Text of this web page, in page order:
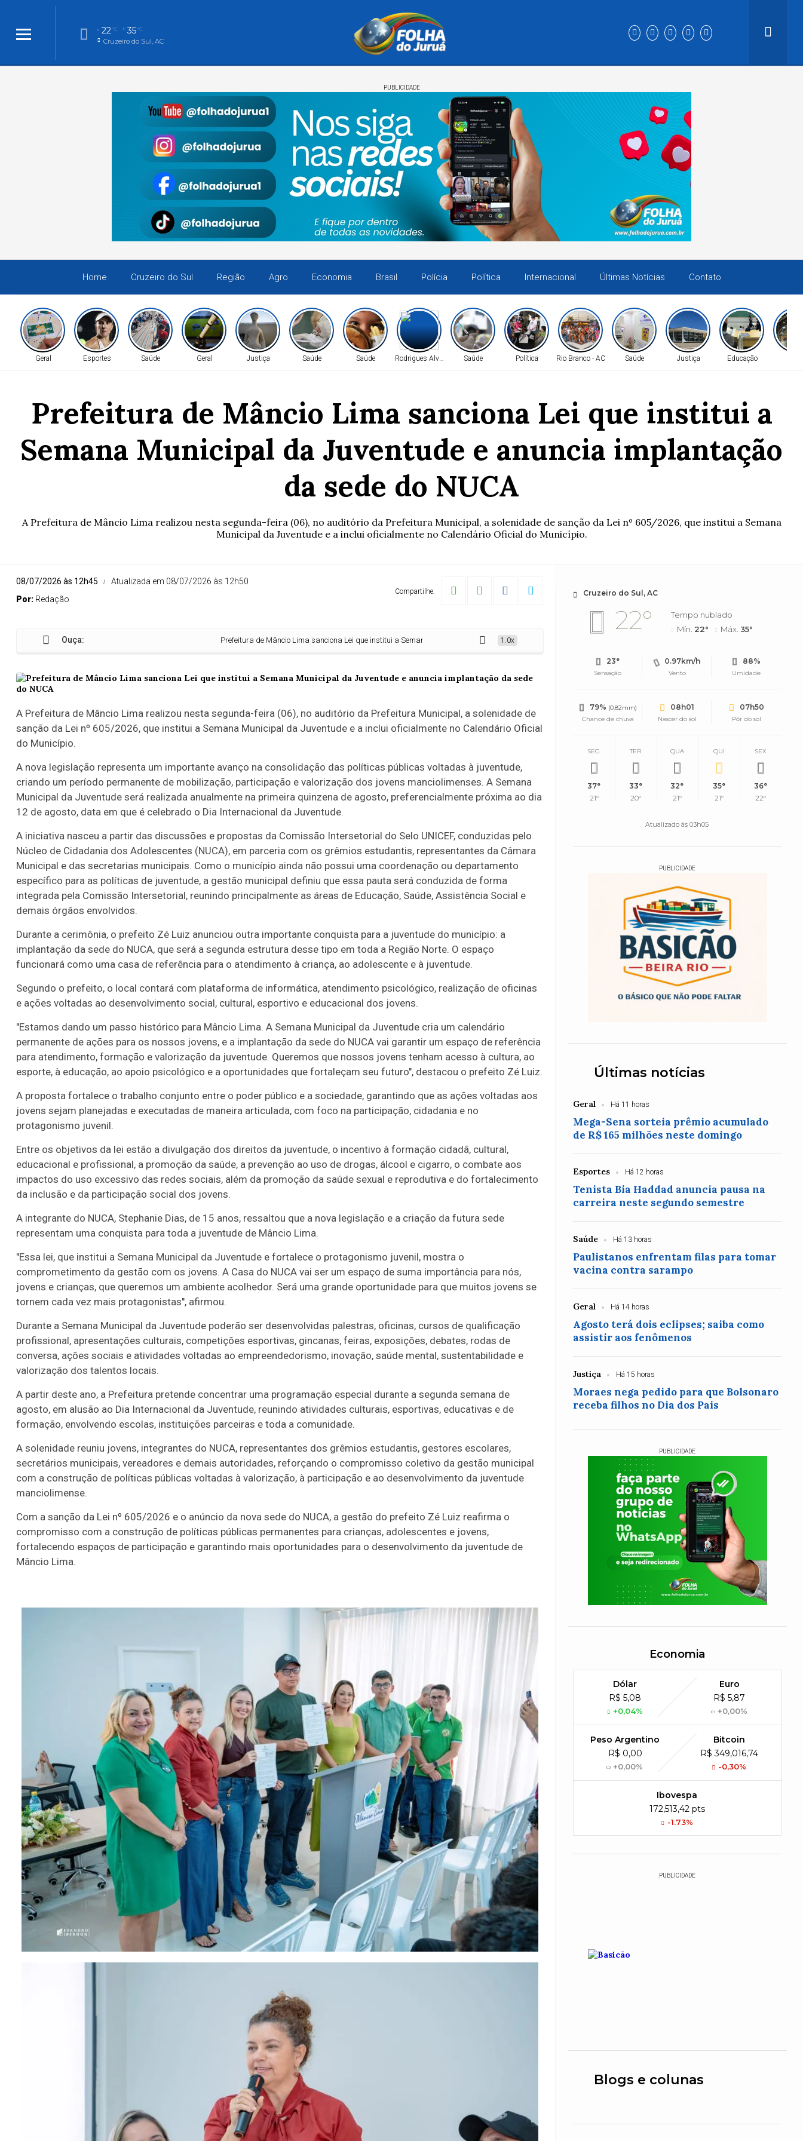
22°C 35°C
Cruzeiro do Sul, AC
PUBLICIDADE
Home Cruzeiro do Sul Região Agro Economia Brasil Polícia Política Internacional Últimas Notícias Contato
Geral Esportes Saúde Geral Justiça Saúde Saúde Rodrigues Alves Saúde Política Rio Branco - AC Saúde Justiça Educação
Prefeitura de Mâncio Lima sanciona Lei que institui a
Semana Municipal da Juventude e anuncia implantação
da sede do NUCA
A Prefeitura de Mâncio Lima realizou nesta segunda-feira (06), no auditório da Prefeitura Municipal, a solenidade de sanção da Lei nº 605/2026, que institui a Semana
Municipal da Juventude e a inclui oficialmente no Calendário Oficial do Município.
08/07/2026 às 12h45
Atualizada em 08/07/2026 às 12h50
Por: Redação
Compartilhe:
Ouça: Prefeitura de Mâncio Lima sanciona Lei que institui a Semana Municipal da Juventude e anuncia implantação da sede do NUCA
1.0x
A Prefeitura de Mâncio Lima realizou nesta segunda-feira (06), no auditório da Prefeitura Municipal, a solenidade de
sanção da Lei nº 605/2026, que institui a Semana Municipal da Juventude e a inclui oficialmente no Calendário Oficial
do Município.
A nova legislação representa um importante avanço na consolidação das políticas públicas voltadas à juventude,
criando um período permanente de mobilização, participação e valorização dos jovens manciolimenses. A Semana
Municipal da Juventude será realizada anualmente na primeira quinzena de agosto, preferencialmente próxima ao dia
12 de agosto, data em que é celebrado o Dia Internacional da Juventude.
A iniciativa nasceu a partir das discussões e propostas da Comissão Intersetorial do Selo UNICEF, conduzidas pelo
Núcleo de Cidadania dos Adolescentes (NUCA), em parceria com os grêmios estudantis, representantes da Câmara
Municipal e das secretarias municipais. Como o município ainda não possui uma coordenação ou departamento
específico para as políticas de juventude, a gestão municipal definiu que essa pauta será conduzida de forma
integrada pela Comissão Intersetorial, reunindo principalmente as áreas de Educação, Saúde, Assistência Social e
demais órgãos envolvidos.
Durante a cerimônia, o prefeito Zé Luiz anunciou outra importante conquista para a juventude do município: a
implantação da sede do NUCA, que será a segunda estrutura desse tipo em toda a Região Norte. O espaço
funcionará como uma casa de referência para o atendimento à criança, ao adolescente e à juventude.
Segundo o prefeito, o local contará com plataforma de informática, atendimento psicológico, realização de oficinas
e ações voltadas ao desenvolvimento social, cultural, esportivo e educacional dos jovens.
"Estamos dando um passo histórico para Mâncio Lima. A Semana Municipal da Juventude cria um calendário
permanente de ações para os nossos jovens, e a implantação da sede do NUCA vai garantir um espaço de referência
para atendimento, formação e valorização da juventude. Queremos que nossos jovens tenham acesso à cultura, ao
esporte, à educação, ao apoio psicológico e a oportunidades que fortaleçam seu futuro", destacou o prefeito Zé Luiz.
A proposta fortalece o trabalho conjunto entre o poder público e a sociedade, garantindo que as ações voltadas aos
jovens sejam planejadas e executadas de maneira articulada, com foco na participação, cidadania e no
protagonismo juvenil.
Entre os objetivos da lei estão a divulgação dos direitos da juventude, o incentivo à formação cidadã, cultural,
educacional e profissional, a promoção da saúde, a prevenção ao uso de drogas, álcool e cigarro, o combate aos
impactos do uso excessivo das redes sociais, além da promoção da saúde sexual e reprodutiva e do fortalecimento
da inclusão e da participação social dos jovens.
A integrante do NUCA, Stephanie Dias, de 15 anos, ressaltou que a nova legislação e a criação da futura sede
representam uma conquista para toda a juventude de Mâncio Lima.
"Essa lei, que institui a Semana Municipal da Juventude e fortalece o protagonismo juvenil, mostra o
comprometimento da gestão com os jovens. A Casa do NUCA vai ser um espaço de suma importância para nós,
jovens e crianças, que queremos um ambiente acolhedor. Será uma grande oportunidade para que muitos jovens se
tornem cada vez mais protagonistas", afirmou.
Durante a Semana Municipal da Juventude poderão ser desenvolvidas palestras, oficinas, cursos de qualificação
profissional, apresentações culturais, competições esportivas, gincanas, feiras, exposições, debates, rodas de
conversa, ações sociais e atividades voltadas ao empreendedorismo, inovação, saúde mental, sustentabilidade e
valorização dos talentos locais.
A partir deste ano, a Prefeitura pretende concentrar uma programação especial durante a segunda semana de
agosto, em alusão ao Dia Internacional da Juventude, reunindo atividades culturais, esportivas, educativas e de
formação, envolvendo escolas, instituições parceiras e toda a comunidade.
A solenidade reuniu jovens, integrantes do NUCA, representantes dos grêmios estudantis, gestores escolares,
secretários municipais, vereadores e demais autoridades, reforçando o compromisso coletivo da gestão municipal
com a construção de políticas públicas voltadas à valorização, à participação e ao desenvolvimento da juventude
manciolimense.
Com a sanção da Lei nº 605/2026 e o anúncio da nova sede do NUCA, a gestão do prefeito Zé Luiz reafirma o
compromisso com a construção de políticas públicas permanentes para crianças, adolescentes e jovens,
fortalecendo espaços de participação e garantindo mais oportunidades para o desenvolvimento da juventude de
Mâncio Lima.
Cruzeiro do Sul, AC
22°
Tempo nublado
Mín. 22° Máx.35°
23°
Sensação
0.97km/h
Vento
88%
Umidade
79% (0.82mm)
Chance de chuva
08h01
Nascer do sol
07h50
Pôr do sol
SEG
37°
21°
TER
33°
20°
QUA
32°
21°
QUI
35°
21°
SEX
36°
22°
Atualizado às 03h05
PUBLICIDADE
Últimas notícias
Geral Há 11 horas
Mega-Sena sorteia prêmio acumulado
de R$ 165 milhões neste domingo
Esportes Há 12 horas
Tenista Bia Haddad anuncia pausa na
carreira neste segundo semestre
Saúde Há 13 horas
Paulistanos enfrentam filas para tomar
vacina contra sarampo
Geral Há 14 horas
Agosto terá dois eclipses; saiba como
assistir aos fenômenos
Justiça Há 15 horas
Moraes nega pedido para que Bolsonaro
receba filhos no Dia dos Pais
PUBLICIDADE
Economia
Dólar
R$ 5,08
+0,04%
Euro
R$ 5,87
+0,00%
Peso Argentino
R$ 0,00
+0,00%
Bitcoin
R$ 349,016,74
-0,30%
Ibovespa
172,513,42 pts
-1.73%
PUBLICIDADE
Blogs e colunas